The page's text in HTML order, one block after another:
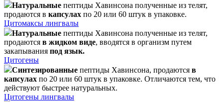
Натуральные пептиды Хавинсона полученные из телят,
продаются в капсулах по 20 или 60 штук в упаковке.
Цитомаксы лингвалы
Натуральные пептиды Хавинсона полученные из телят,
продаются в жидком виде, вводятся в организм путем
закапывания под язык.
Цитогены
Синтезированные пептиды Хавинсона, продаются в
капсулах по 20 или 60 штук в упаковке. Отличаются тем, что
действуют быстрее натуральных.
Цитогены лингвалы